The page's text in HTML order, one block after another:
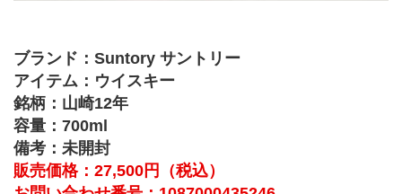
ブランド：Suntory サントリー
アイテム：ウイスキー
銘柄：山崎12年
容量：700ml
備考：未開封
販売価格：27,500円（税込）